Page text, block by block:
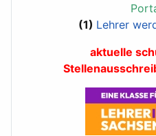
(1) Lehrer
aktuelle